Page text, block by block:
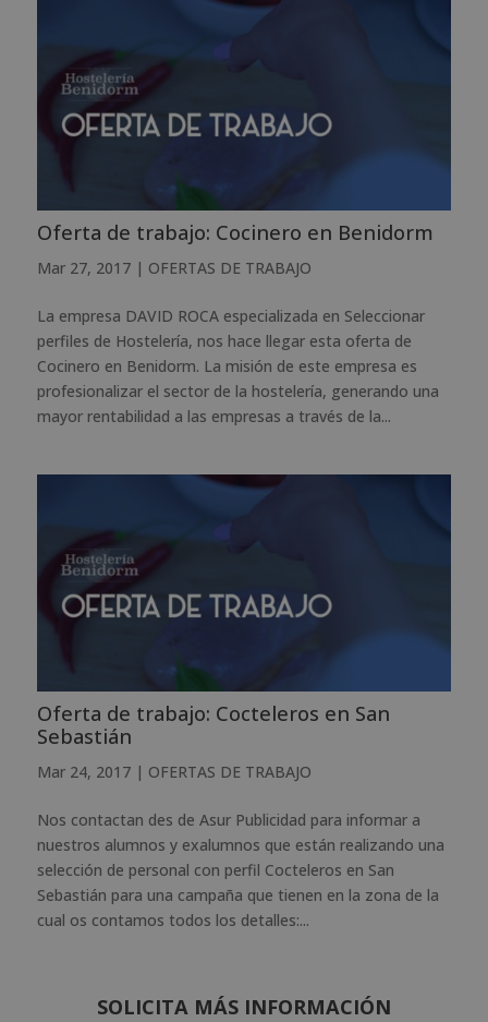
Oferta de trabajo: Cocinero en Benidorm
Mar 27, 2017| OFERTAS DE TRABAJO
La empresa DAVID ROCA especializada en Seleccionar
perfiles de Hostelería, nos hace llegar esta oferta de
Cocinero en Benidorm. La misión de este empresa es
profesionalizar el sector de la hostelería, generando una
mayor rentabilidad a las empresas a través de la...
Oferta de trabajo: Cocteleros en San
Sebastián
Mar 24, 2017| OFERTAS DE TRABAJO
Nos contactan des de Asur Publicidad para informar a
nuestros alumnos y exalumnos que están realizando una
selección de personal con perfil Cocteleros en San
Sebastián para una campaña que tienen en la zona de la
cual os contamos todos los detalles:...
SOLICITA MÁS INFORMACIÓN